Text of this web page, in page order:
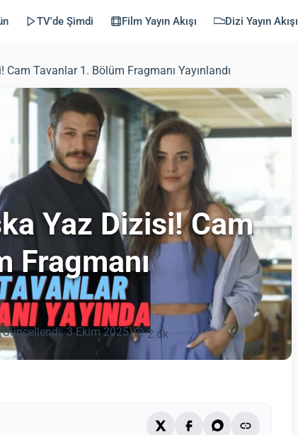
TV'de Şimdi Film Yayın Akışı Dizi Yayın Akışı
Tavanlar 1. Bölüm Fragmanı Yayınlandı
Yaz Dizisi! Cam
Fragmanı
3 Ekim 2025) 2 dk